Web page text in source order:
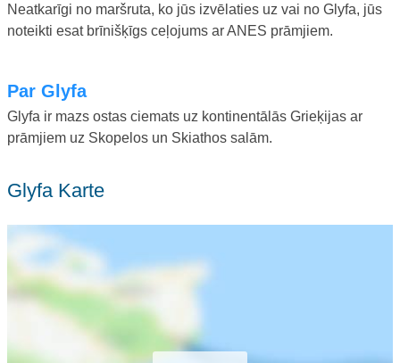
Neatkarīgi no maršruta, ko jūs izvēlaties uz vai no Glyfa, jūs
noteikti esat brīnišķīgs ceļojums ar ANES prāmjiem.
Par Glyfa
Glyfa ir mazs ostas ciemats uz kontinentālās Grieķijas ar
prāmjiem uz Skopelos un Skiathos salām.
Glyfa Karte